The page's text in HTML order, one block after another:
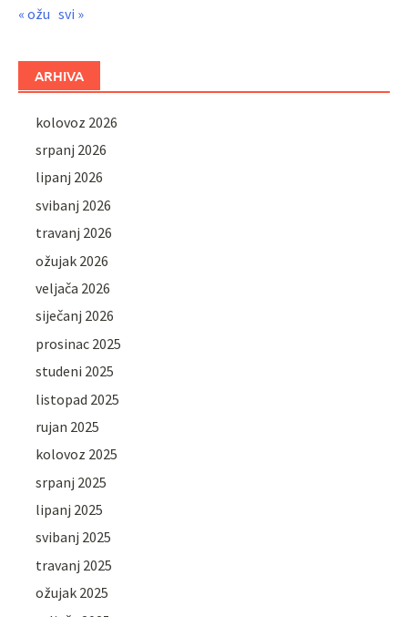
« ožu svi »
ARHIVA
kolovoz 2026
srpanj 2026
lipanj 2026
svibanj 2026
travanj 2026
ožujak 2026
veljača 2026
siječanj 2026
prosinac 2025
studeni 2025
listopad 2025
rujan 2025
kolovoz 2025
srpanj 2025
lipanj 2025
svibanj 2025
travanj 2025
ožujak 2025